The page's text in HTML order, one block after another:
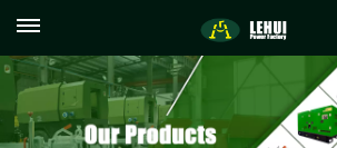
059122071372
info@lehuipowerfactory.com